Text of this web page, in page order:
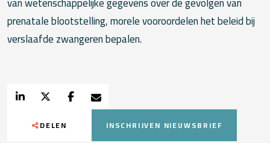
prenatale blootstelling, morele vooroordelen het beleid bij
verslaafde zwangeren bepalen.
DELEN INSCHRIJVEN NIEUWSBRIEF